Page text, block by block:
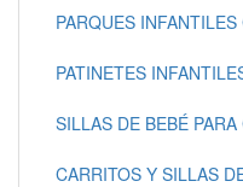
PARQUES
PATINETES
SILLAS DE BEBÉ
CARRITOS Y SILLAS